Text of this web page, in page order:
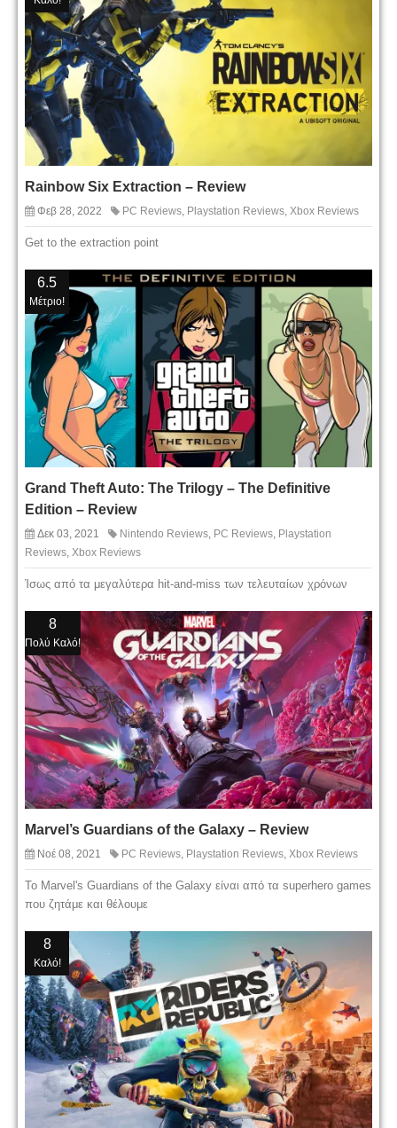
Rainbow Six Extraction – Review
Φεβ 28, 2022 PC Reviews, Playstation Reviews, Xbox Reviews
Get to the extraction point
6.5
Μέτριο!
Grand Theft Auto: The Trilogy – The Definitive
Edition – Review
Δεκ 03, 2021 Nintendo Reviews, PC Reviews, Playstation
Reviews, Xbox Reviews
Ίσως από τα μεγαλύτερα hit-and-miss των τελευταίων χρόνων
8
Πολύ Καλό!
Marvel’s Guardians of the Galaxy – Review
Νοέ 08, 2021 PC Reviews Playstation Reviews Xbox Reviews
Το Marvel's Guardians of the Galaxy είναι από τα superhero games
που ζητάμε και θέλουμε
8
Καλό!